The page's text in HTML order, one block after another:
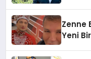
Zenne
Yeni Bir